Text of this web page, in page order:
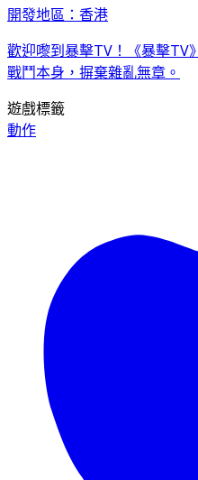
開發地區：香港
歡迎嚟到暴擊TV！《暴擊TV
戰鬥本身，摒棄雜亂無章。
遊戲標籤
動作